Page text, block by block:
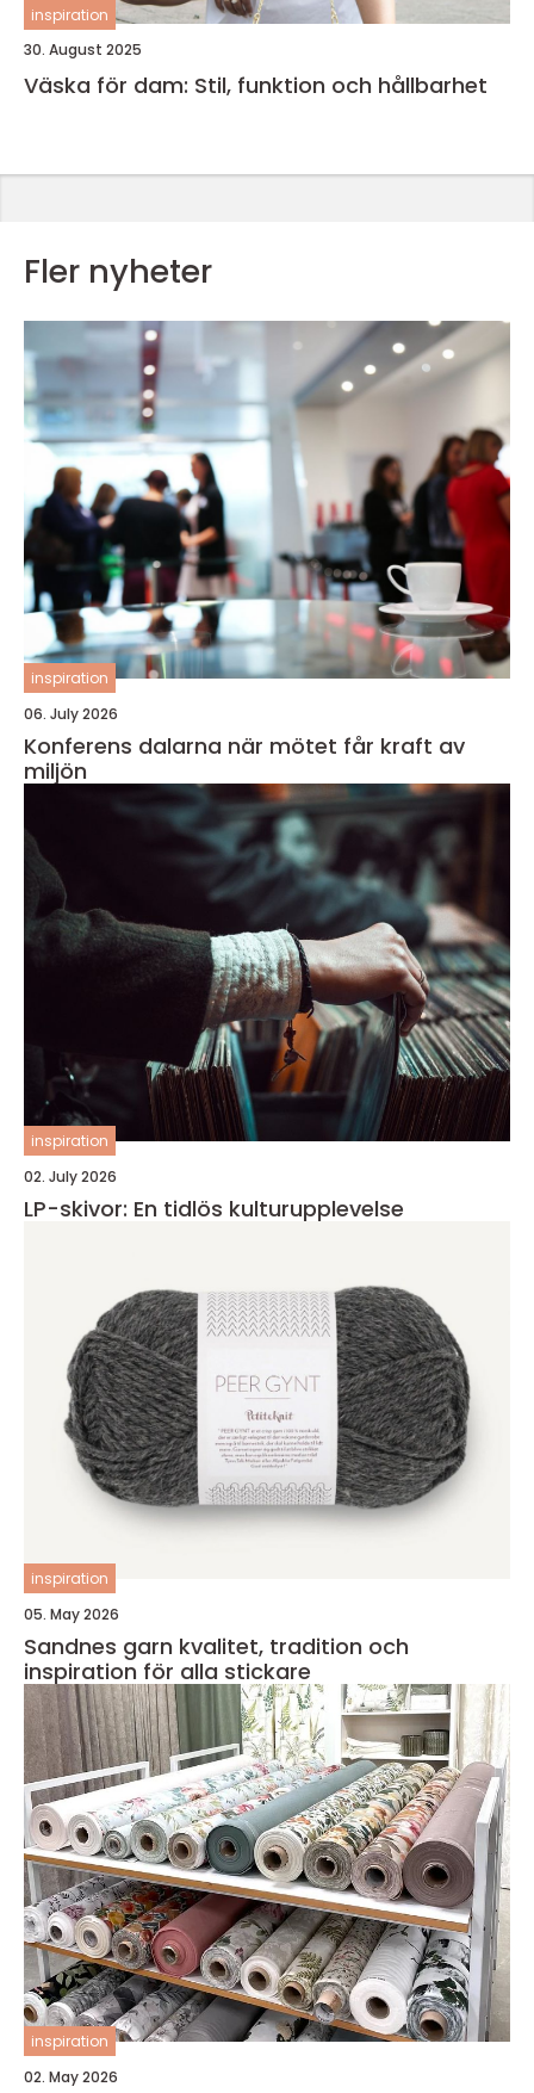
inspiration
30. August 2025
Väska för dam: Stil, funktion och hållbarhet
Fler nyheter
inspiration
06. July 2026
Konferens dalarna när mötet får kraft av
miljön
inspiration
02. July 2026
LP-skivor: En tidlös kulturupplevelse
inspiration
05. May 2026
Sandnes garn kvalitet, tradition och
inspiration för alla stickare
inspiration
02. May 2026